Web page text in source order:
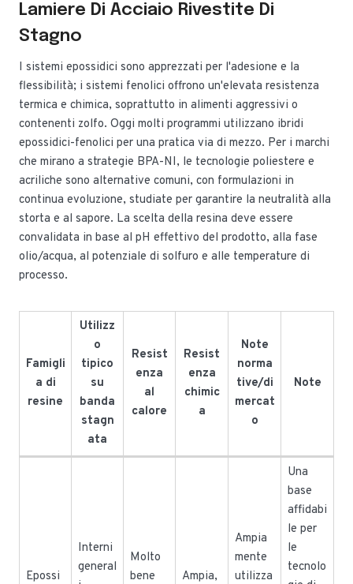
Lamiere Di Acciaio Rivestite Di
Stagno
I sistemi epossidici sono apprezzati per l'adesione e la
flessibilità; i sistemi fenolici offrono un'elevata resistenza
termica e chimica, soprattutto in alimenti aggressivi o
contenenti zolfo. Oggi molti programmi utilizzano ibridi
epossidici-fenolici per una pratica via di mezzo. Per i marchi
che mirano a strategie BPA-NI, le tecnologie poliestere e
acriliche sono alternative comuni, con formulazioni in
continua evoluzione, studiate per garantire la neutralità alla
storta e al sapore. La scelta della resina deve essere
convalidata in base al pH effettivo del prodotto, alla fase
olio/acqua, al potenziale di solfuro e alle temperature di
processo.
Famigli
a di
resine
Utilizz
o
tipico
su
banda
stagn
ata
Resist
enza
al
calore
Resist
enza
chimic
a
Note
norma
tive/di
mercat
o
Note
Epossi
Interni
general
Molto
bene
Ampia,
Ampia
mente
utilizza
Una
base
affidabi
le per
le
tecnolo